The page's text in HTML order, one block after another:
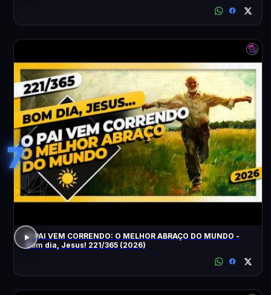
7
O PAI VEM CORRENDO: O MELHOR ABRAÇO DO MUNDO -
Bom dia, Jesus! 221/365 (2026)